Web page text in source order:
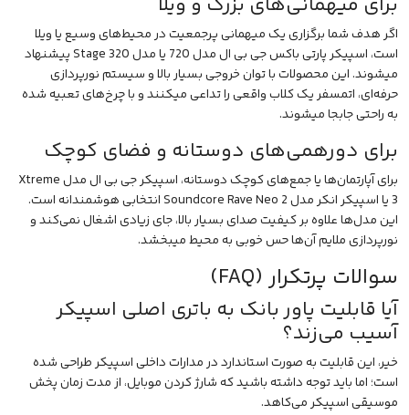
اگر هدف شما برگزاری یک میهمانی پرجمعیت در محیط‌های وسیع یا ویلا
است، اسپیکر پارتی باکس جی بی ال مدل 720 یا مدل Stage 320 پیشنهاد
میشوند. این محصولات با توان خروجی بسیار بالا و سیستم نورپردازی
حرفه‌ای، اتمسفر یک کلاب واقعی را تداعی میکنند و با چرخ‌های تعبیه شده
به راحتی جابجا میشوند.
برای دورهمی‌های دوستانه و فضای کوچک
برای آپارتمان‌ها یا جمع‌های کوچک دوستانه، اسپیکر جی بی ال مدل Xtreme
3 یا اسپیکر انکر مدل Soundcore Rave Neo 2 انتخابی هوشمندانه است.
این مدل‌ها علاوه بر کیفیت صدای بسیار بالا، جای زیادی اشغال نمی‌کند و
نورپردازی ملایم آن‌ها حس خوبی به محیط میبخشد.
سوالات پرتکرار (FAQ)
آیا قابلیت پاور بانک به باتری اصلی اسپیکر
آسیب می‌زند؟
خیر، این قابلیت به صورت استاندارد در مدارات داخلی اسپیکر طراحی شده
است؛ اما باید توجه داشته باشید که شارژ کردن موبایل، از مدت زمان پخش
موسیقی اسپیکر می‌کاهد.